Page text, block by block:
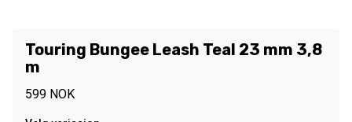
Touring Bungee Leash Teal 23 mm 3,8
m
599 NOK